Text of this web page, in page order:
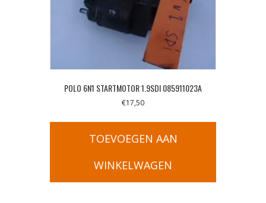
POLO 6N1 STARTMOTOR 1.9SDI 085911023A
€17,50
TOEVOEGEN AAN
WINKELWAGEN